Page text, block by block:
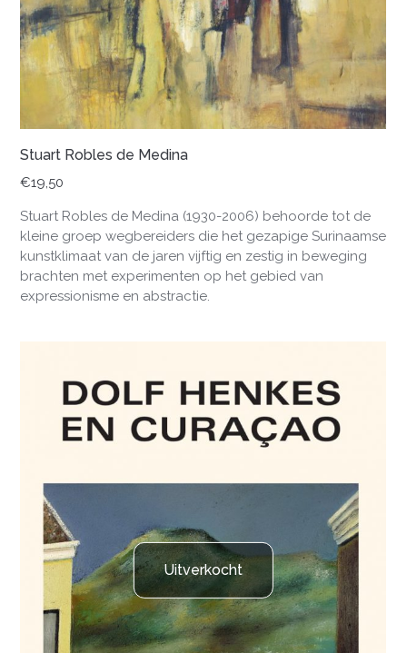
Stuart Robles de Medina
€19,50
Stuart Robles de Medina (1930-2006) behoorde tot de
kleine groep wegbereiders die het gezapige Surinaamse
kunstklimaat van de jaren vijftig en zestig in beweging
brachten met experimenten op het gebied van
expressionisme en abstractie.
Uitverkocht